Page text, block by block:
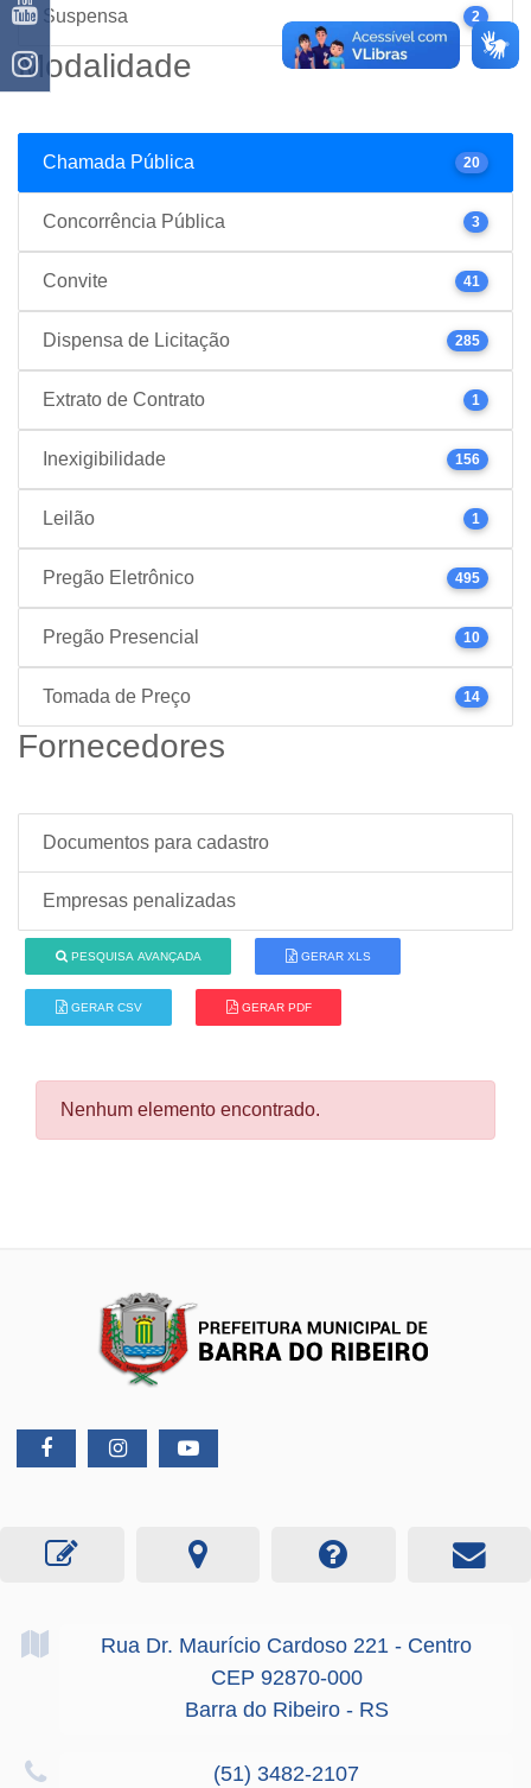
Suspensa 2
Modalidade
Chamada Pública 20
Concorrência Pública 3
Convite 41
Dispensa de Licitação 285
Extrato de Contrato 1
Inexigibilidade 156
Leilão 1
Pregão Eletrônico 495
Pregão Presencial 10
Tomada de Preço 14
Fornecedores
Documentos para cadastro
Empresas penalizadas
PESQUISA AVANÇADA GERAR XLS
GERAR CSV GERAR PDF
Nenhum elemento encontrado.
Rua Dr. Maurício Cardoso 221 - Centro
CEP 92870-000
Barra do Ribeiro - RS
(51) 3482-2107